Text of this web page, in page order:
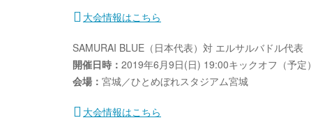
大会情報はこちら
SAMURAI BLUE（日本代表）対 エルサルバドル代表
開催日時： 2019年6月9日(日) 19:00キックオフ（予定）
会場： 宮城／ひとめぼれスタジアム宮城
大会情報はこちら